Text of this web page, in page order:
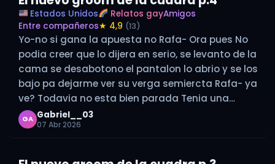
Estados Unidos Relatos gayAmigos
Entre compañeros★ 4,9 (13)
Yo-no si gana la apuesta no Rafa- Ora pues No
podia creer que lo dijera en serio, se levanto de la
cama se desabotono el pantalon lo abrio y se los
bajo pa dejarme ver su verga semiercta Rafa- ya
ve? Todavia no esta bien parada Tenia una
buena verga…
GA Gabriel__03
07 Abr 2026